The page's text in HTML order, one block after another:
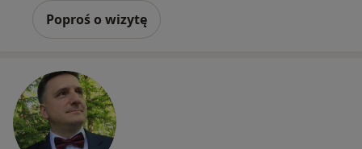
Poproś o wizytę